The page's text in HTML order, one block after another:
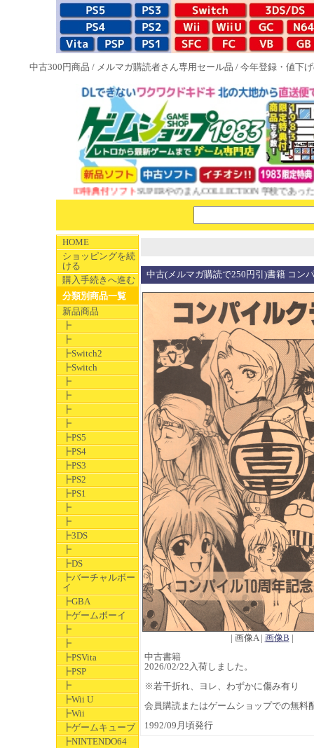
中古300円商品 / メルマガ購読者さん専用セール品 / 今年登録・値下
NEW 1983特典付ソフトSUPERやのまんCOLLECTION 学校であった怖い
HOME
ショッピングを続
ける
購入手続きへ進む
分類別商品一覧
新品商品
┣
┣
┣Switch2
┣Switch
┣
┣
┣
┣
┣PS5
┣PS4
┣PS3
┣PS2
┣PS1
┣
┣
┣3DS
┣
┣DS
┣バーチャルボー
イ
┣GBA
┣ゲームボーイ
┣
┣
┣PSVita
┣PSP
┣
┣Wii U
┣Wii
┣ゲームキューブ
┣NINTENDO64
中古(メルマガ購読で250円引)書籍 コン
| 画像A | 画像B |
中古書籍
2026/02/22入荷しました。
※若干折れ、ヨレ、わずかに傷み有り
会員購読またはゲームショップでの無料
1992/09月頃発行